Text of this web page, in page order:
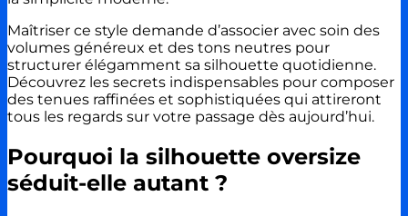
Maîtriser ce style demande d’associer avec soin des
volumes généreux et des tons neutres pour
structurer élégamment sa silhouette quotidienne.
Découvrez les secrets indispensables pour composer
des tenues raffinées et sophistiquées qui attireront
tous les regards sur votre passage dès aujourd’hui.
Pourquoi la silhouette oversize
séduit-elle autant ?